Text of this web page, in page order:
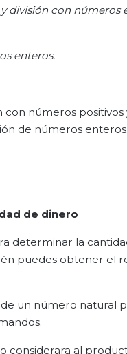
división con números
enteros.
números positivos
de números enteros.
de dinero
determinar la
puedes obtener el
un número natural
considerara al